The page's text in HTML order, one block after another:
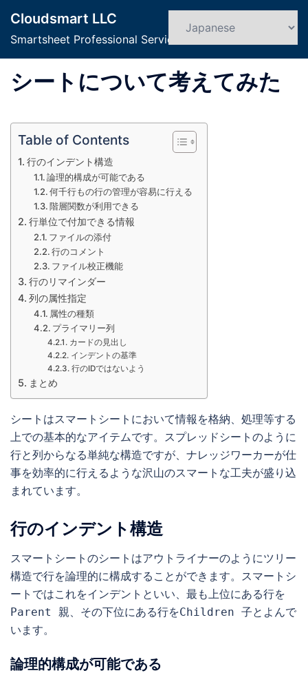
ン
Cloudsmart LLC
Smartsheet Professional Service
ト
グ
シートについて考えてみた
Table of Contents
行のインデント構造
論理的構成が可能である
何千行もの行の管理が容易に行える
階層関数が利用できる
行単位で付加できる情報
ファイルの添付
行のコメント
ファイル校正機能
行のリマインダー
列の属性指定
属性の種類
プライマリー列
カードの見出し
インデントの基準
行のIDではないよう
まとめ
シートはスマートシートにおいて情報を格納、処理等する
上での基本的なアイテムです。スプレッドシートのように
行と列からなる単純な構造ですが、ナレッジワーカーが仕
事を効率的に行えるような沢山のスマートな工夫が盛り込
まれています。
行のインデント構造
スマートシートのシートはアウトライナーのようにツリー
構造で行を論理的に構成することができます。スマートシ
ートではこれをインデントといい、最も上位にある行を
Parent 親、その下位にある行をChildren 子とよんで
論理的構成が可能である